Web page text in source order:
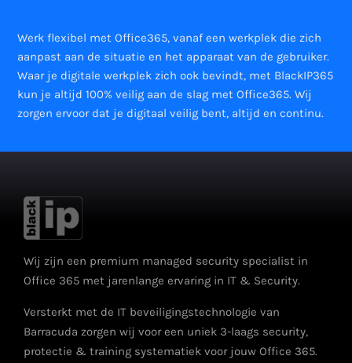
Werk flexibel met Office365, vanaf een werkplek die zich
aanpast aan de situatie en het apparaat van de gebruiker.
Waar je digitale werkplek zich ook bevindt, met BlackIP365
kun je altijd 100% veilig aan de slag met Office365. Wij
zorgen ervoor dat je digitaal veilig bent, altijd en continu.
Wij zijn een premium managed security specialist in
Office 365 met jarenlange ervaring in IT & Security.
Versterkt met de IT beveiligingstechnologie van
Barracuda zorgen wij voor een uniek 3-laags security,
protectie & training systematiek voor jouw Office 365.